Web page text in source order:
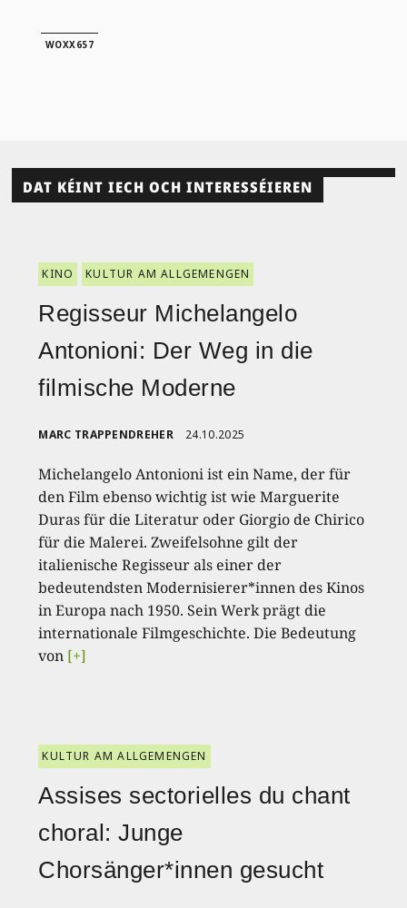
WOXX657
DAT KÉINT IECH OCH INTERESSÉIEREN
KINO KULTUR AM ALLGEMENGEN
Regisseur Michelangelo
Antonioni: Der Weg in die
filmische Moderne
MARC TRAPPENDREHER 24.10.2025
Michelangelo Antonioni ist ein Name, der für
den Film ebenso wichtig ist wie Marguerite
Duras für die Literatur oder Giorgio de Chirico
für die Malerei. Zweifelsohne gilt der
italienische Regisseur als einer der
bedeutendsten Modernisierer*innen des Kinos
in Europa nach 1950. Sein Werk prägt die
internationale Filmgeschichte. Die Bedeutung
von [+]
KULTUR AM ALLGEMENGEN
Assises sectorielles du chant
choral: Junge
Chorsänger*innen gesucht